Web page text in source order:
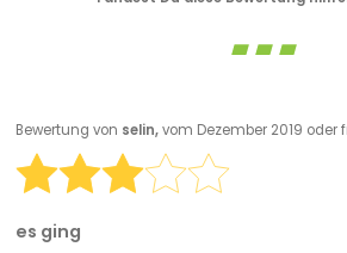
Bewertung von selin,vom Dezember 2019 oder
es ging